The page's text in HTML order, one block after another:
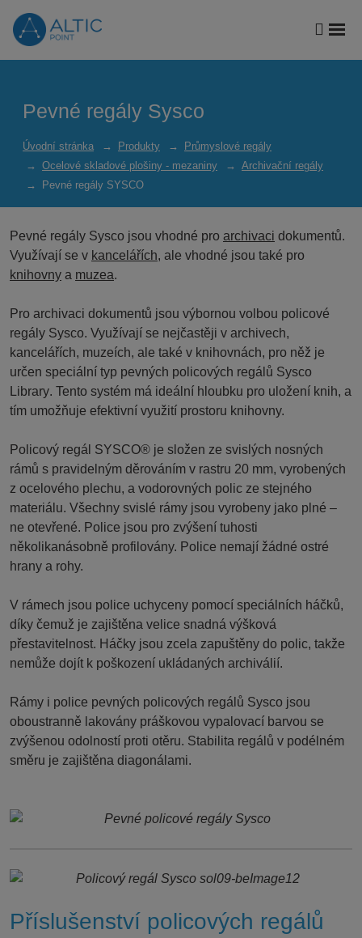
Pevné regály Sysco
Úvodní stránka Produkty
Průmyslové regály
Ocelové skladové plošiny - mezaniny
Archivační regály
Pevné regály SYSCO
Pevné regály Sysco jsou vhodné pro archivaci dokumentů.
Využívají se v kancelářích, ale vhodné jsou také pro
knihovny a muzea.
Pro archivaci dokumentů jsou výbornou volbou policové
regály Sysco. Využívají se nejčastěji v archivech,
kancelářích, muzeích, ale také v knihovnách, pro něž je
určen speciální typ pevných policových regálů Sysco
Library. Tento systém má ideální hloubku pro uložení knih, a
tím umožňuje efektivní využití prostoru knihovny.
Policový regál SYSCO® je složen ze svislých nosných
rámů s pravidelným děrováním v rastru 20 mm, vyrobených
z ocelového plechu, a vodorovných polic ze stejného
materiálu. Všechny svislé rámy jsou vyrobeny jako plné –
ne otevřené. Police jsou pro zvýšení tuhosti
několikanásobně profilovány. Police nemají žádné ostré
hrany a rohy.
V rámech jsou police uchyceny pomocí speciálních háčků,
díky čemuž je zajištěna velice snadná výšková
přestavitelnost. Háčky jsou zcela zapuštěny do polic, takže
nemůže dojít k poškození ukládaných archiválií.
Rámy i police pevných policových regálů Sysco jsou
oboustranně lakovány práškovou vypalovací barvou se
zvýšenou odolností proti otěru. Stabilita regálů v podélném
směru je zajištěna diagonálami.
Příslušenství policových regálů